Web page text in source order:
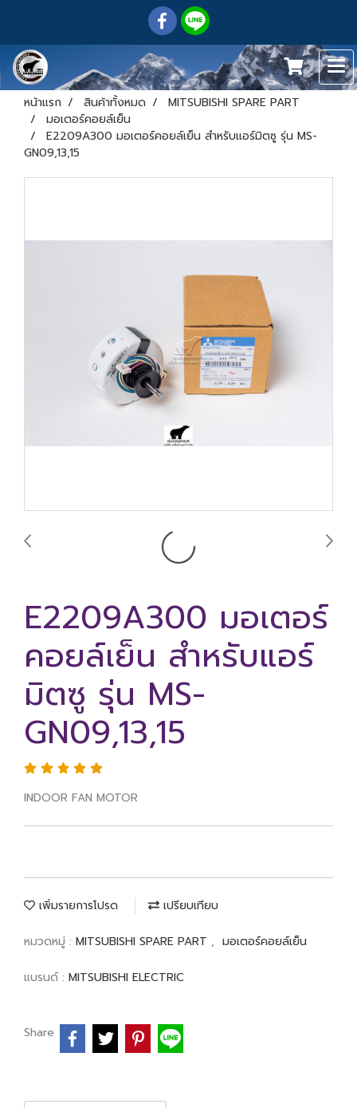
หน้าแรก สินค้าทั้งหมด
MITSUBISHI SPARE PART
มอเตอร์คอยล์เย็น
E2209A300 มอเตอร์คอยล์เย็น สำหรับแอร์มิตซู รุ่น MS-
GN09,13,15
E2209A300 มอเตอร์
คอยล์เย็น สำหรับแอร์
มิตซู รุ่น MS-
GN09,13,15
INDOOR FAN MOTOR
เพิ่มรายการโปรด เปรียบเทียบ
หมวดหมู่ : MITSUBISHI SPARE PART , มอเตอร์คอยล์เย็น
แบรนด์ : MITSUBISHI ELECTRIC
Share